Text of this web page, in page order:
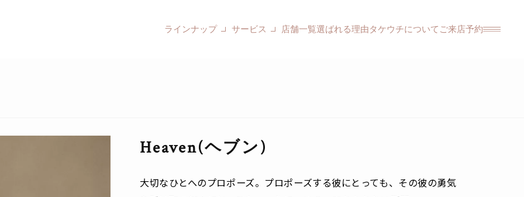
ラインナップ サービス 店舗一覧選ばれる理由タケウチについて ご来店予約
Heaven(ヘブン)
大切なひとへのプロポーズ。プロポーズする彼にとっても、その彼の勇気